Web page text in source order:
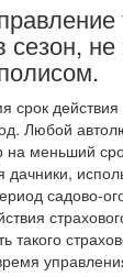
сезон,
срок действия
Любой
на меньший
дачники,
садово-
такого